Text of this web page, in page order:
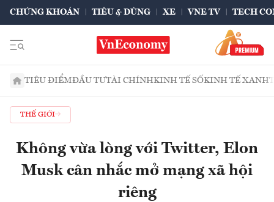
CHỨNG KHOÁN TIÊU & DÙNG XE VNE TV TECH
TIÊU ĐIỂMĐẦU TƯTÀI CHÍNHKINH TẾ SỐKINH TẾ XANH
THẾ GIỚI
Không vừa lòng với Twitter, Elon
Musk cân nhắc mở mạng xã hội
riêng